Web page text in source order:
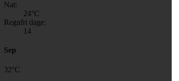
Nat:
24°C
Regnfri dage:
14
Sep
32°C